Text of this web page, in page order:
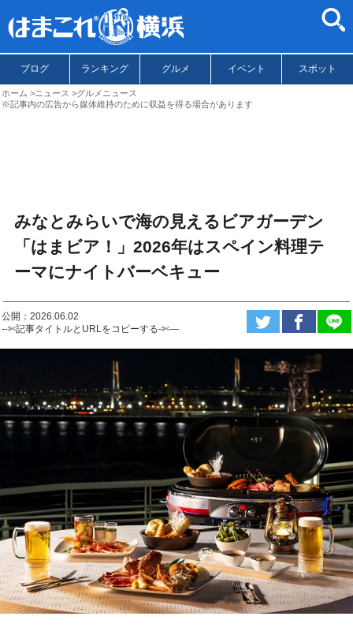
ブログ ランキング グルメ イベント スポット
ホーム ニュース
グルメニュース
※記事内の広告から媒体維持のために収益を得る場合があります
みなとみらいで海の見えるビアガーデン
「はまビア！」2026年はスペイン料理テ
ーマにナイトバーベキュー
公開：2026.06.02
--✄記事タイトルとURLをコピーする-✄—